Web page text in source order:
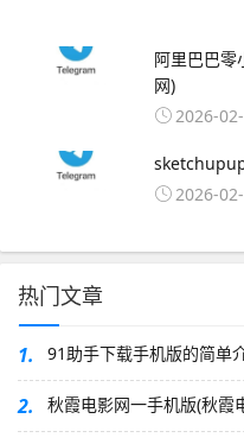
阿里巴巴零
网)
2026-
2026-
热门文章
1. 91助手下载手机版的简单
2. 秋霞电影网一手机版(秋霞